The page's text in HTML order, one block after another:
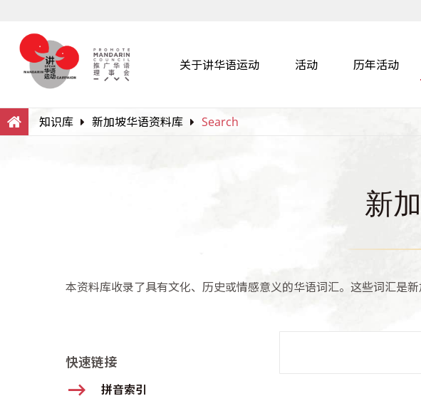
关于讲华语运动 活动 历年活动
Search
知识库 新加坡华语资料库 Search
新
本资料库收录了具有文化、历史或情感意义的华语词汇。这些词汇是
快速链接
拼音索引